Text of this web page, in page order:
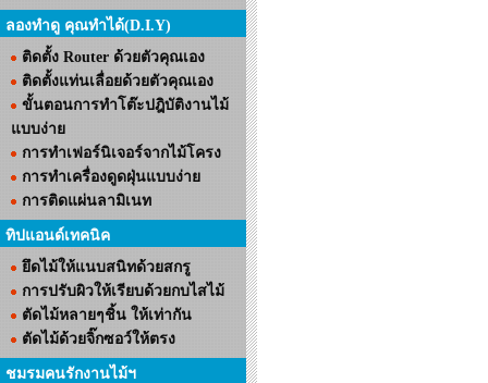
ลองทำดู คุณทำได้(D.I.Y)
ติดตั้ง Router ด้วยตัวคุณเอง
ติดตั้งแท่นเลื่อยด้วยตัวคุณเอง
ขั้นตอนการทำโต๊ะปฎิบัติงานไม้
แบบง่าย
การทำเฟอร์นิเจอร์จากไม้โครง
การทำเครื่องดูดฝุ่นแบบง่าย
การติดแผ่นลามิเนท
ทิปแอนด์เทคนิค
ยึดไม้ให้แนบสนิทด้วยสกรู
การปรับผิวให้เรียบด้วยกบไสไม้
ตัดไม้หลายๆชิ้น ให้เท่ากัน
ตัดไม้ด้วยจิ๊กซอว์ให้ตรง
ชมรมคนรักงานไม้ฯ